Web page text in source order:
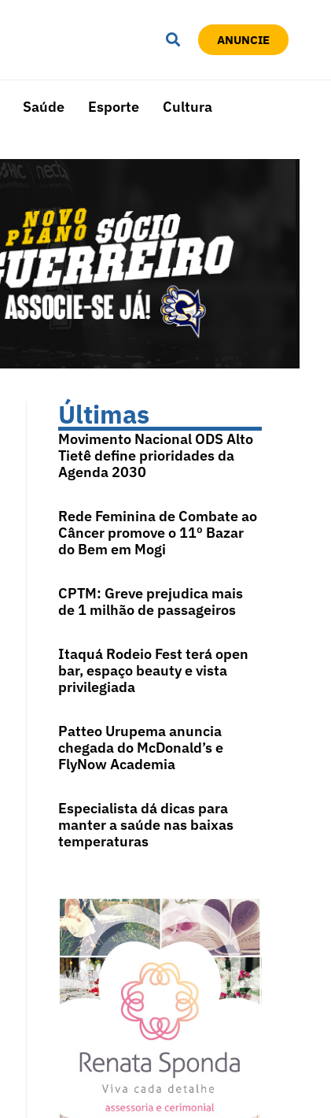
ANUNCIE
Saúde Esporte Cultura
Últimas
Movimento Nacional ODS Alto
Tietê define prioridades da
Agenda 2030
Rede Feminina de Combate ao
Câncer promove o 11º Bazar
do Bem em Mogi
CPTM: Greve prejudica mais
de 1 milhão de passageiros
Itaquá Rodeio Fest terá open
bar, espaço beauty e vista
privilegiada
Patteo Urupema anuncia
chegada do McDonald’s e
FlyNow Academia
Especialista dá dicas para
manter a saúde nas baixas
temperaturas